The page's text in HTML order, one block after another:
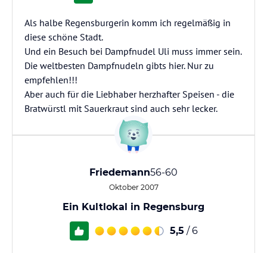
Als halbe Regensburgerin komm ich regelmäßig in
diese schöne Stadt.
Und ein Besuch bei Dampfnudel Uli muss immer sein.
Die weltbesten Dampfnudeln gibts hier. Nur zu
empfehlen!!!
Aber auch für die Liebhaber herzhafter Speisen - die
Bratwürstl mit Sauerkraut sind auch sehr lecker.
Friedemann56-60
Oktober 2007
Ein Kultlokal in Regensburg
5,5 / 6